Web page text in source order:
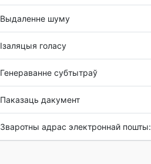
Выдаленне шуму
Ізаляцыя голасу
Генераванне субтытраў
Паказаць дакумент
Зваротны адрас электроннай пошты: